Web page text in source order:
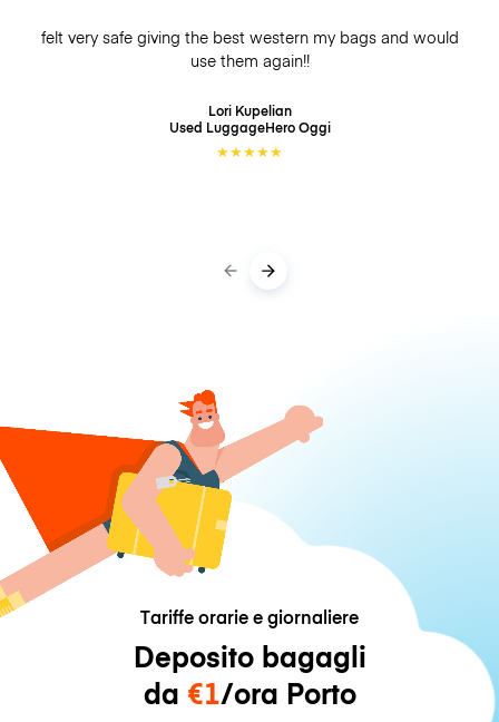
felt very safe giving the best western my bags and would
use them again!!
Lori Kupelian
Used LuggageHeroOggi
★★★★★
Tariffe orarie e giornaliere
Deposito bagagli
da €1/ora Porto